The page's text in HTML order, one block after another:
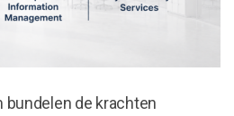
bundelen de krachten